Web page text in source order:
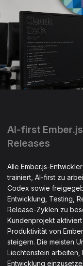
AI-first
Releases
Alle Ember.js-
trainiert, AI-first zu
Codex sowie
Entwicklung, Testing,
Release-Zyklen zu
Kundenprojekt
Produktivität von
steigern. Die meisten
Liechtenstein arbeiten,
Entwicklung